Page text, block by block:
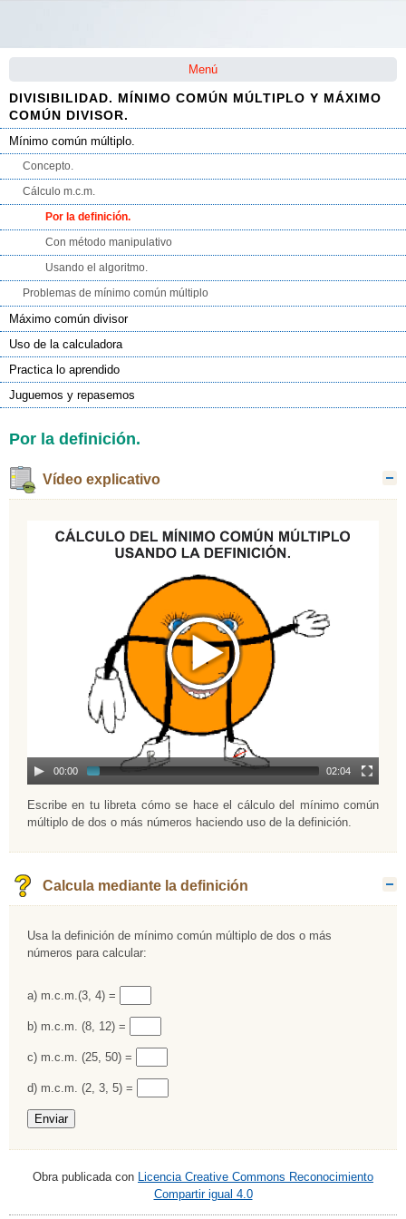
Menú
DIVISIBILIDAD. MÍNIMO COMÚN MÚLTIPLO Y MÁXIMO
COMÚN DIVISOR.
Mínimo común múltiplo.
Concepto.
Cálculo m.c.m.
Por la definición.
Con método manipulativo
Usando el algoritmo.
Problemas de mínimo común múltiplo
Máximo común divisor
Uso de la calculadora
Practica lo aprendido
Juguemos y repasemos
Por la definición.
Vídeo explicativo
00:00 02:04
Escribe en tu libreta cómo se hace el cálculo del mínimo común
múltiplo de dos o más números haciendo uso de la definición.
Calcula mediante la definición
Usa la definición de mínimo común múltiplo de dos o más
números para calcular:
a) m.c.m.(3, 4) =
b) m.c.m. (8, 12) =
c) m.c.m. (25, 50) =
d) m.c.m. (2, 3, 5) =
Obra publicada con Licencia Creative Commons Reconocimiento
Compartir igual 4.0